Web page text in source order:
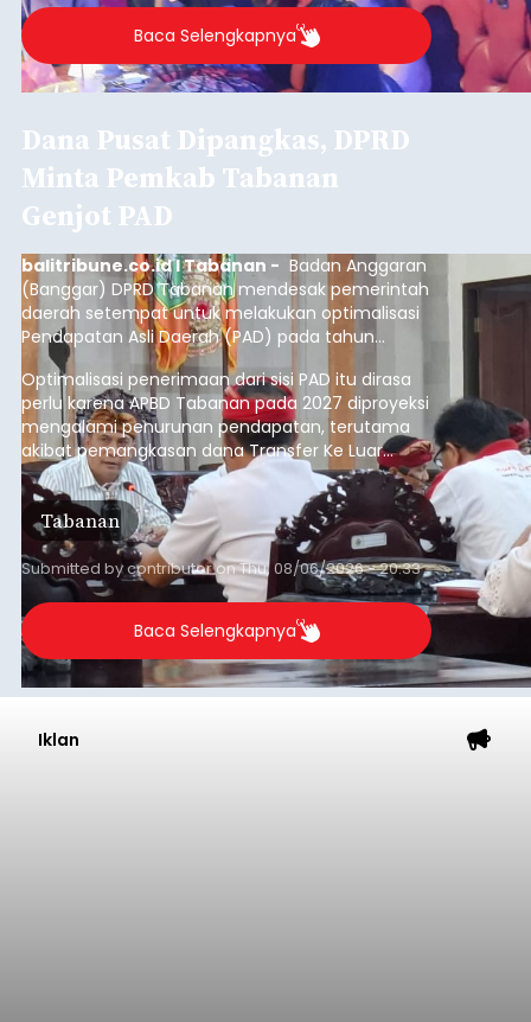
Baca Selengkapnya
Dana Pusat Dipangkas, DPRD
Minta Pemkab Tabanan
Genjot PAD
balitribune.co.id I Tabanan - Badan Anggaran
(Banggar) DPRD Tabanan mendesak pemerintah
daerah setempat untuk melakukan optimalisasi
Pendapatan Asli Daerah (PAD) pada tahun
anggaran 2027.
Optimalisasi penerimaan dari sisi PAD itu dirasa
perlu karena APBD Tabanan pada 2027 diproyeksi
mengalami penurunan pendapatan, terutama
akibat pemangkasan dana Transfer Ke Luar
Daerah (TKD) dari pemerintah pusat.
Tabanan
Submitted bycontributoronThu, 08/06/2026 - 20:33
Baca Selengkapnya
Iklan